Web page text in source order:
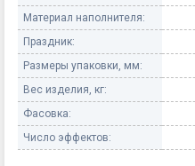
Материал наполнителя:
Праздник:
Размеры упаковки, мм:
Вес изделия, кг:
Фасовка:
Число эффектов: